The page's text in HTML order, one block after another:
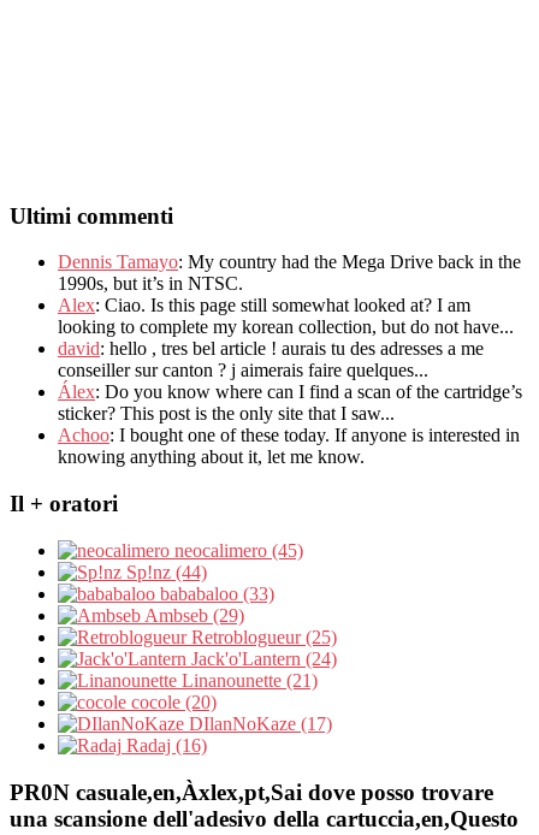
Ultimi commenti
Dennis Tamayo: My country had the Mega Drive back in the
1990s, but it’s in NTSC.
Alex: Ciao. Is this page still somewhat looked at? I am
looking to complete my korean collection, but do not have...
david: hello , tres bel article ! aurais tu des adresses a me
conseiller sur canton ? j aimerais faire quelques...
Álex: Do you know where can I find a scan of the cartridge’s
sticker? This post is the only site that I saw...
Achoo: I bought one of these today. If anyone is interested in
knowing anything about it, let me know.
Il + oratori
neocalimero (45)
Sp!nz (44)
bababaloo (33)
Ambseb (29)
Retroblogueur (25)
Jack'o'Lantern (24)
Linanounette (21)
cocole (20)
DIlanNoKaze (17)
Radaj (16)
PR0N casuale,en,Àxlex,pt,Sai dove posso trovare
una scansione dell'adesivo della cartuccia,en,Questo